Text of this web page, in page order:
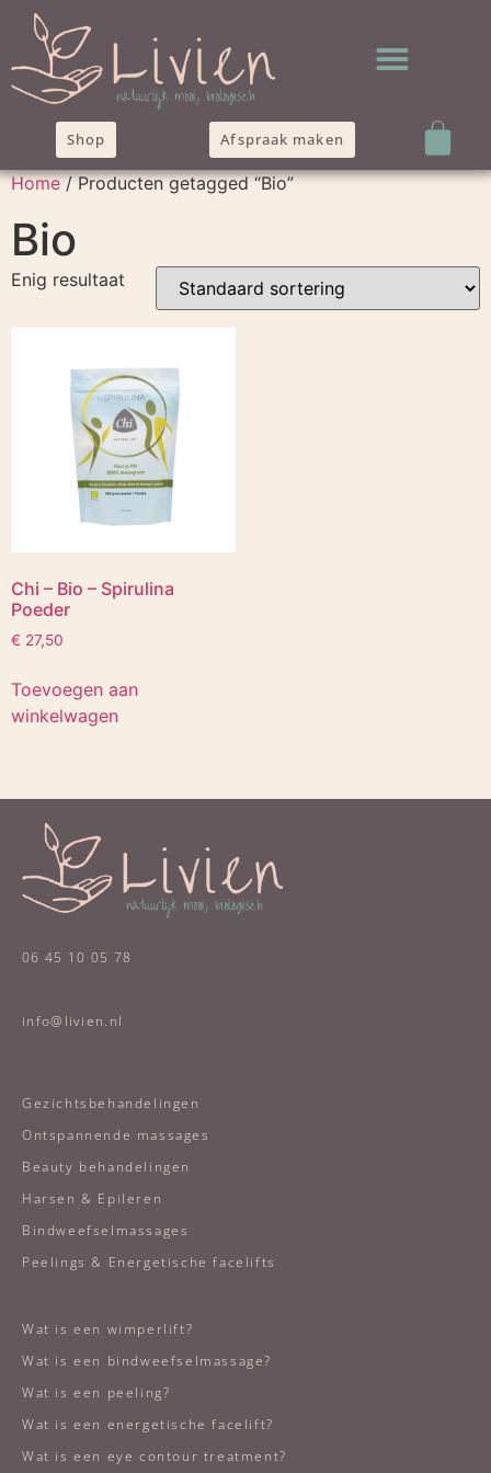
Shop Afspraak maken
Home/ Producten getagged “Bio”
Bio
Enig resultaat
Chi – Bio – Spirulina
Poeder
€ 27,50
Toevoegen aan
winkelwagen
06 45 10 05 78
info@livien.nl
Gezichtsbehandelingen
Ontspannende massages
Beauty behandelingen
Harsen & Epileren
Bindweefselmassages
Peelings & Energetische facelifts
Wat is een wimperlift?
Wat is een bindweefselmassage?
Wat is een peeling?
Wat is een energetische facelift?
Wat is een eye contour treatment?